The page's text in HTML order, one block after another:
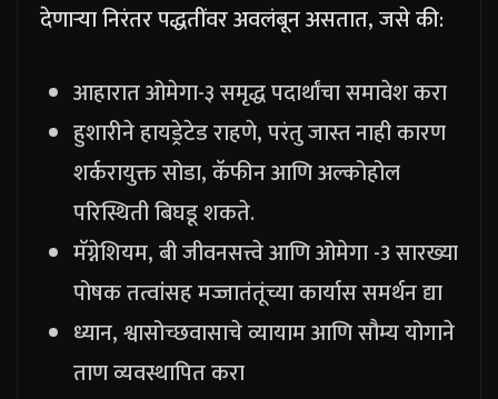
देणाऱ्या निरंतर पद्धतींवर अवलंबून असतात, जसे की:
आहारात ओमेगा-३ समृद्ध पदार्थांचा समावेश करा
हुशारीने हायड्रेटेड राहणे, परंतु जास्त नाही कारण
शर्करायुक्त सोडा, कॅफीन आणि अल्कोहोल
परिस्थिती बिघडू शकते.
मॅग्नेशियम, बी जीवनसत्त्वे आणि ओमेगा -3 सारख्या
पोषक तत्वांसह मज्जातंतूंच्या कार्यास समर्थन द्या
ध्यान, श्वासोच्छवासाचे व्यायाम आणि सौम्य योगाने
ताण व्यवस्थापित करा